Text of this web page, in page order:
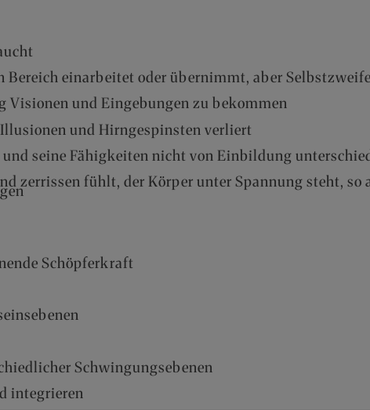
Bereich einarbeitet oder übernimmt, aber
Visionen und Eingebungen zu bekommen
und Hirngespinsten verliert
seine Fähigkeiten nicht von Einbildung
zerrissen fühlt, der Körper unter Spannung steht, so
Schöpferkraft
Schwingungsebenen
integrieren